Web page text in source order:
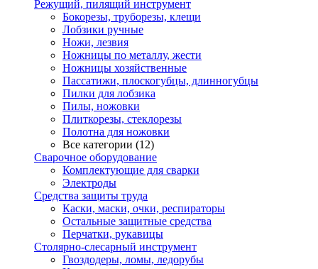
Режущий, пилящий инструмент
Бокорезы, труборезы, клещи
Лобзики ручные
Ножи, лезвия
Ножницы по металлу, жести
Ножницы хозяйственные
Пассатижи, плоскогубцы, длинногубцы
Пилки для лобзика
Пилы, ножовки
Плиткорезы, стеклорезы
Полотна для ножовки
Все категории (12)
Сварочное оборудование
Комплектующие для сварки
Электроды
Средства защиты труда
Каски, маски, очки, респираторы
Остальные защитные средства
Перчатки, рукавицы
Столярно-слесарный инструмент
Гвоздодеры, ломы, ледорубы